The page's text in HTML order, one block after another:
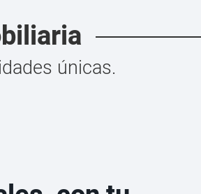
únicas.